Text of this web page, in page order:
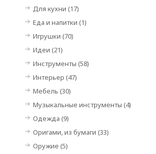
Для кухни (17)
Еда и напитки (1)
Игрушки (70)
Идеи (21)
Инструменты (58)
Интерьер (47)
Мебель (30)
Музыкальные инструменты (4)
Одежда (9)
Оригами, из бумаги (33)
Оружие (5)